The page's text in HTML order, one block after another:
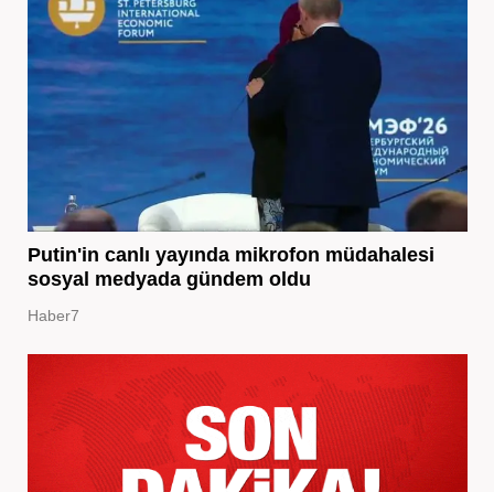
Putin'in canlı yayında mikrofon müdahalesi
sosyal medyada gündem oldu
Haber7